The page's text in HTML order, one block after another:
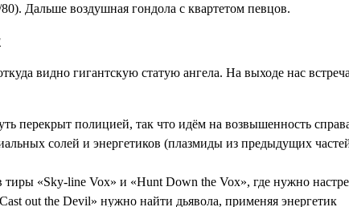
. Дальше воздушная гондола с квартетом певцов.
видно гигантскую статую ангела. На выходе нас
перекрыт полицией, так что идём на возвышенность
солей и энергетиков (плазмиды из предыдущих
«Sky-line Vox» и «Hunt Down the Vox», где нужно
out the Devil» нужно найти дьявола, применяя энергетик